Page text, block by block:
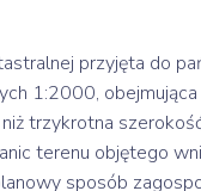
przyjęta do
1:2000,
trzykrotna
terenu objętego
sposób